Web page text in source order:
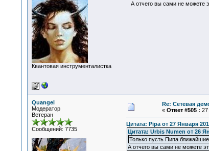
Квантовая инструменталистка
А отчего вы сами не можете
Quangel
Модератор
Ветеран
Сообщений: 7735
Re: Сетевая
« Ответ #505 : 27
Цитата: Pipa от 27 Января
Цитата: Urbis Numen от 26
Только пусть Пипа
А отчего вы сами не можете